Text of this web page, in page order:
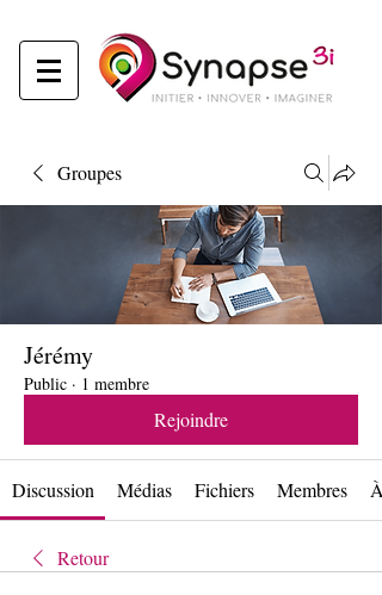
Groupes
Jérémy
Public · 1 membre
Rejoindre
Discussion Médias Fichiers Membres
Retour